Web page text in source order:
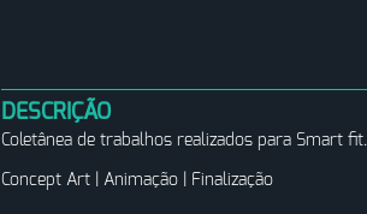
DESCRIÇÃO
Coletânea de trabalhos realizados para Smart fit.
Concept Art | Animação | Finalização